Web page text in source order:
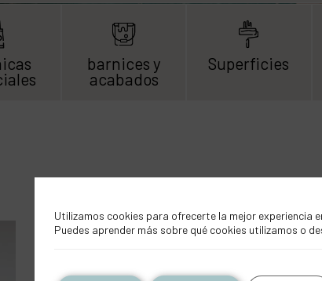
barnices y
acabados
Superficies
Utilizamos cookies para ofrecerte la mejor experiencia
Puedes aprender más sobre qué cookies utilizamos o